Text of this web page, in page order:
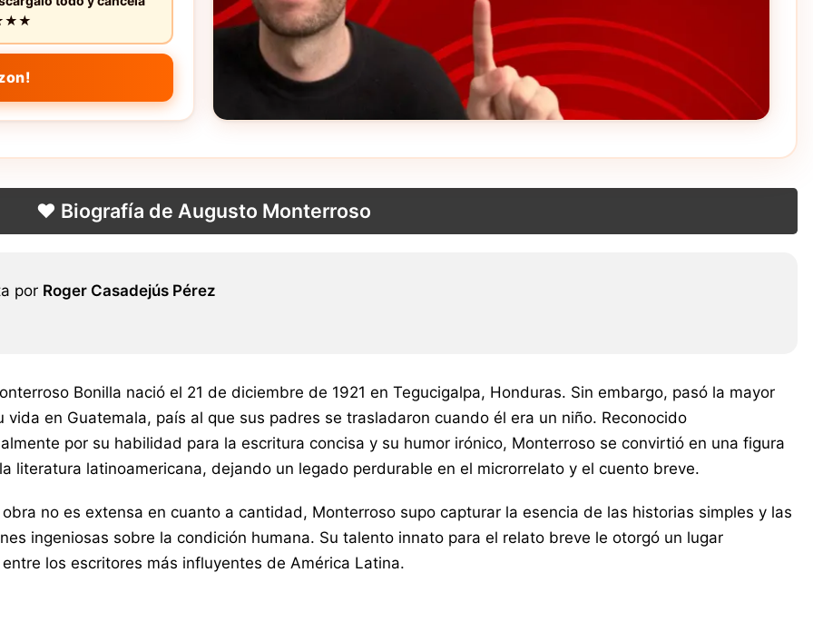
❤️ Biografía de Augusto Monterroso
por Roger Casadejús Pérez
Bonilla nació el 21 de diciembre de 1921 en Tegucigalpa, Honduras. Sin embargo, pasó la mayor
vida en Guatemala, país al que sus padres se trasladaron cuando él era un niño. Reconocido
por su habilidad para la escritura concisa y su humor irónico, Monterroso se convirtió en una figura
literatura latinoamericana, dejando un legado perdurable en el microrrelato y el cuento breve.
no es extensa en cuanto a cantidad, Monterroso supo capturar la esencia de las historias simples y las
ingeniosas sobre la condición humana. Su talento innato para el relato breve le otorgó un lugar
los escritores más influyentes de América Latina.